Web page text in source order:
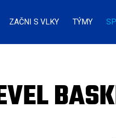
ZAČNI S VLKY TÝMY